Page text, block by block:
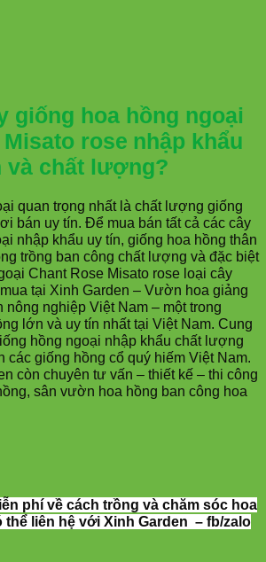
giống hoa hồng ngoại
rose nhập khẩu
và chất lượng?
quan trọng nhất là chất lượng giống
bán uy tín. Để mua bán tất cả các cây
nhập khẩu uy tín, giống hoa hồng thân
trồng ban công chất lượng và đặc biệt
Chant Rose Misato rose loại cây
tại Xinh Garden – Vườn hoa giảng
nghiệp Việt Nam – một trong
lớn và uy tín nhất tại Việt Nam. Cung
hồng ngoại nhập khẩu chất lượng
các giống hồng cổ quý hiếm Việt Nam.
còn chuyên tư vấn – thiết kế – thi công
sân vườn hoa hồng ban công hoa
phí về cách trồng và chăm sóc hoa
thể liên hệ với Xinh Garden – fb/zalo